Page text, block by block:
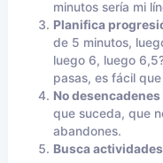
minutos sería mi
Planifica
de 5 minutos,
luego 6, luego
pasas, es fácil
No
que suceda, que
abandones.
Busca